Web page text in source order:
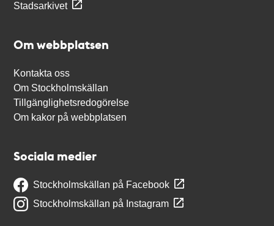
Stadsarkivet
Om webbplatsen
Kontakta oss
Om Stockholmskällan
Tillgänglighetsredogörelse
Om kakor på webbplatsen
Sociala medier
Stockholmskällan på Facebook
Stockholmskällan på Instagram